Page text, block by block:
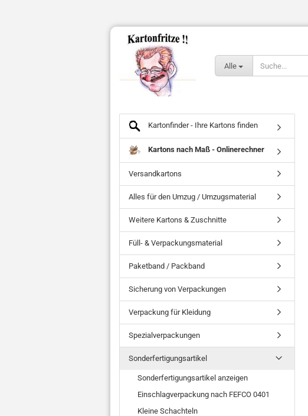
Alle
Kartonfinder - Ihre Kartons finden
Kartons nach Maß - Onlinerechner
Versandkartons
Alles für den Umzug / Umzugsmaterial
Weitere Kartons & Zuschnitte
Füll- & Verpackungsmaterial
Paketband / Packband
Sicherung von Verpackungen
Verpackung für Kleidung
Spezialverpackungen
Sonderfertigungsartikel
Sonderfertigungsartikel anzeigen
Einschlagverpackung nach FEFCO 0401
Kleine Schachteln